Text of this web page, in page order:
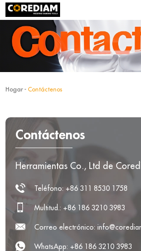
Hogar-Contáctenos
Contáctenos
Herramientas Co., Ltd de
Teléfono: +86 311 8530 1758
Multitud.: +86 186 3210 3983
Correo electrónico:
WhatsApp: +86 186 3210 3983